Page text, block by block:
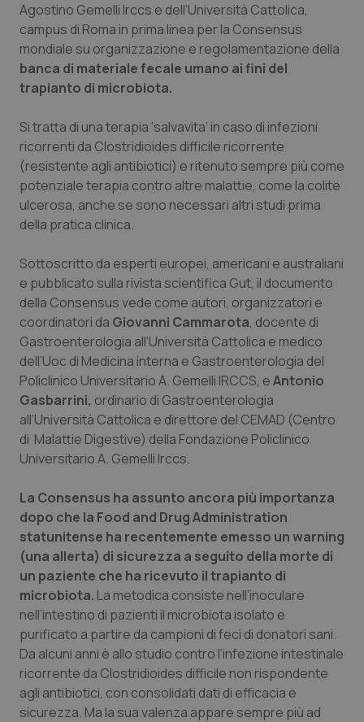
Calabria
Campania
Friuli Venezia Giulia
Lazio
Liguria
Lombardia
Marche
Molise
Piemonte
Provincia Autonoma di Bolzano
Provincia Autonoma di Trento
Puglia
Sardegna
Sicilia
Toscana
Umbria
Asma & BPCO
Car-T
Dermatite Atopica
Diabete & glucometri
Disturbi dell’umore
Dolore
Donna & Salute
Epatiti
HIV
Infezioni & Febbre
Ipertensione & Scompenso
Malattie rare
Malattia di Crohn & Rettocolite Ulcerosa
Neuroscienze & patologie neurodegenerative
Obesità
Oftalmologia
Agostino Gemelli Irccs e dell’Università Cattolica,
campus di Roma in prima linea per la Consensus
mondiale su organizzazione e regolamentazione della
banca di materiale fecale umano ai fini del
trapianto di microbiota.
Si tratta di una terapia ‘salvavita’ in caso di infezioni
ricorrenti da Clostridioides difficile ricorrente
(resistente agli antibiotici) e ritenuto sempre più come
potenziale terapia contro altre malattie, come la colite
ulcerosa, anche se sono necessari altri studi prima
della pratica clinica.
Sottoscritto da esperti europei, americani e australiani
e pubblicato sulla rivista scientifica Gut, il documento
della Consensus vede come autori, organizzatori e
coordinatori da Giovanni Cammarota, docente di
Gastroenterologia all’Università Cattolica e medico
dell’Uoc di Medicina interna e Gastroenterologia del
Policlinico Universitario A. Gemelli IRCCS, eAntonio
Gasbarrini, ordinario di Gastroenterologia
all’Università Cattolica e direttore del CEMAD (Centro
di Malattie Digestive) della Fondazione Policlinico
Universitario A. Gemelli Irccs.
La Consensus ha assunto ancora più importanza
dopo che la Food and Drug Administration
statunitense ha recentemente emesso un warning
(una allerta) di sicurezza a seguito della morte di
un paziente che ha ricevuto il trapianto di
microbiota. La metodica consiste nell’inoculare
nell’intestino di pazienti il microbiota isolato e
purificato a partire da campioni di feci di donatori sani.
Da alcuni anni è allo studio contro l’infezione intestinale
ricorrente da Clostridioides difficile non rispondente
agli antibiotici, con consolidati dati di efficacia e
sicurezza. Ma la sua valenza appare sempre più ad